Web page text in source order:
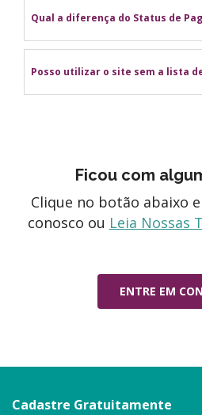
Qual a diferença do Status de
Posso utilizar o site sem a lista
Ficou com
Clique no botão abaixo
conosco ou Leia Nossas
ENTRE EM
Cadastre Gratuitamente